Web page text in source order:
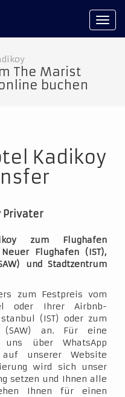
The Marist
buchen
Kadikoy
Privater
zum Flughafen
Flughafen (IST),
und Stadtzentrum
zum Festpreis vom
oder Ihrer Airbnb-
(IST) oder zum
(SAW) an. Für eine
uns über WhatsApp
unserer Website
wird sich unser
setzen und Ihnen alle
Ihnen für einen